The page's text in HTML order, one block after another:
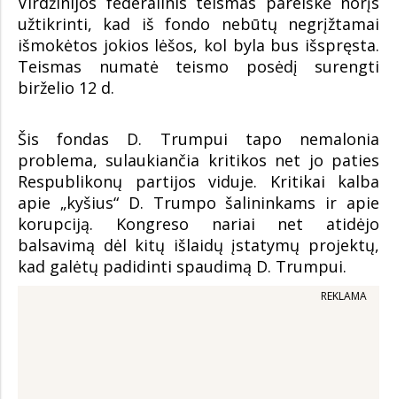
užtikrinti, kad iš fondo nebūtų negrįžtamai
išmokėtos jokios lėšos, kol byla bus išspręsta.
Teismas numatė teismo posėdį surengti
birželio 12 d.
Šis fondas D. Trumpui tapo nemalonia
problema, sulaukiančia kritikos net jo paties
Respublikonų partijos viduje. Kritikai kalba
apie „kyšius“ D. Trumpo šalininkams ir apie
korupciją. Kongreso nariai net atidėjo
balsavimą dėl kitų išlaidų įstatymų projektų,
kad galėtų padidinti spaudimą D. Trumpui.
REKLAMA